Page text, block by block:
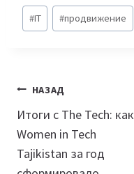
Метки
записи:
#IT #продвижение
Навигация
по
записям
НАЗАД
Итоги с The Tech: как
Women in Tech
Tajikistan за год